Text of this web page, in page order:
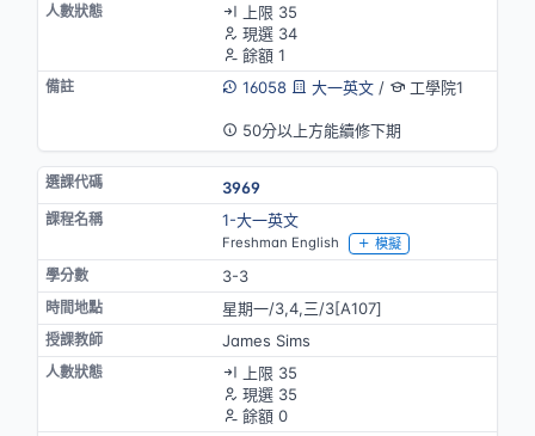
上限 35
現選 34
餘額 1
16058
大一英文/ 工學院1
50分以上方能續修下期
3969
1-大一英文
Freshman English 模擬
3-3
星期一/3,4,三/3[A107]
James Sims
上限 35
現選 35
餘額 0